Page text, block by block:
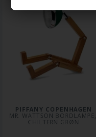
PIFFANY COPENHAGEN
MR. WATTSON BORDLAMPE,
CHILTERN GRØN